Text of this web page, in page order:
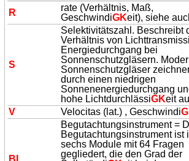
R
rate (Verhältnis, Maß,
GeschwindiGKeit), siehe
S
Selektivitätszahl. Beschreibt
Verhältnis von
Energiedurchgang bei
Sonnenschutzgläsern.
Sonnenschutzgläser
durch einen niedrigen
Sonnenenergiedurchgang
hohe LichtdurchlässiGKeit
V
Velocitas (lat.) , Geschwindi
Begutachtungsinstrument =
Begutachtungsinstrument ist
sechs Module mit 64 Fragen
gegliedert, die den Grad der